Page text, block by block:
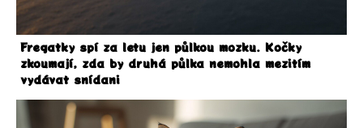
Fregatky spí za letu jen půlkou mozku. Kočky
zkoumají, zda by druhá půlka nemohla mezitím
vydávat snídani